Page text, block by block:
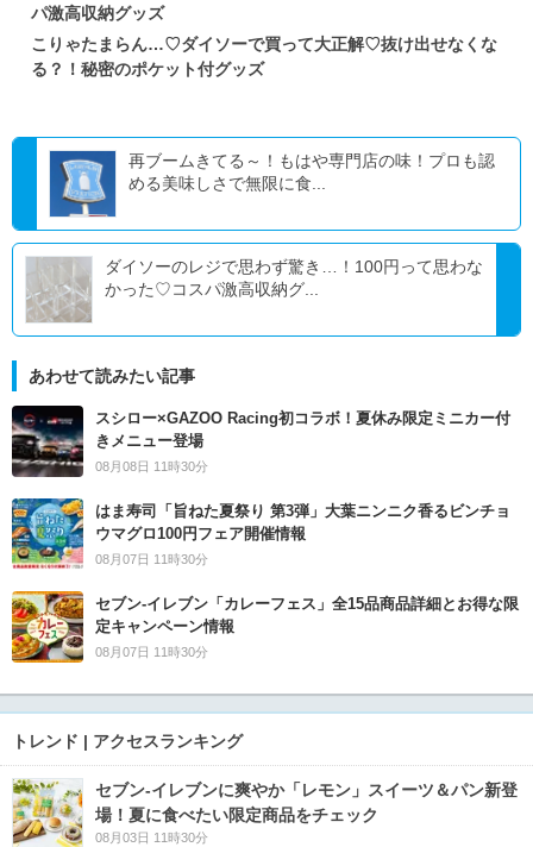
パ激高収納グッズ
こりゃたまらん…♡ダイソーで買って大正解♡抜け出せなくな
る？！秘密のポケット付グッズ
再ブームきてる～！もはや専門店の味！プロも認
める美味しさで無限に食...
ダイソーのレジで思わず驚き…！100円って思わな
かった♡コスパ激高収納グ...
あわせて読みたい記事
スシロー×GAZOO Racing初コラボ！夏休み限定ミニカー付
きメニュー登場
08月08日 11時30分
はま寿司「旨ねた夏祭り 第3弾」大葉ニンニク香るビンチョ
ウマグロ100円フェア開催情報
08月07日 11時30分
セブン‐イレブン「カレーフェス」全15品商品詳細とお得な限
定キャンペーン情報
08月07日 11時30分
トレンド | アクセスランキング
セブン‐イレブンに爽やか「レモン」スイーツ＆パン新登
場！夏に食べたい限定商品をチェック
08月03日 11時30分